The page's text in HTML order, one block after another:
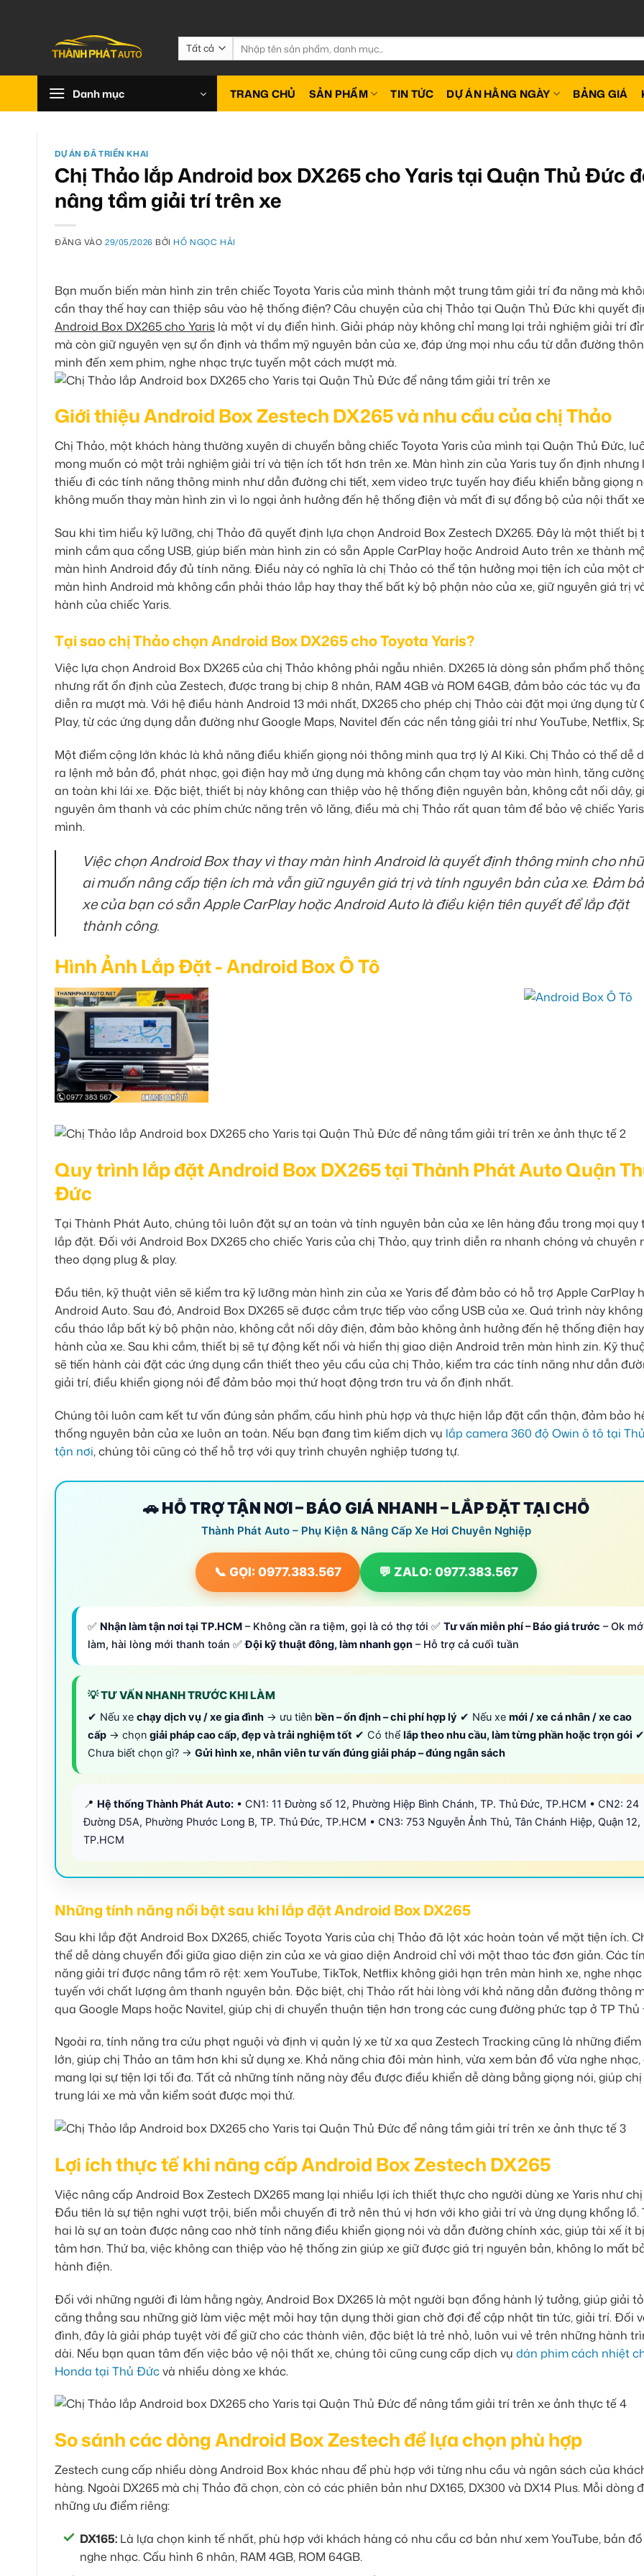
Tìm
kiếm:
Danh mục TRANG CHỦ SẢN PHẨM TIN TỨC DỰ ÁN HẰNG NGÀY BẢNG GIÁ
DỰ ÁN ĐÃ TRIỂN KHAI
Chị Thảo lắp Android box DX265 cho Yaris tại Quận Thủ Đức
nâng tầm giải trí trên xe
ĐĂNG VÀO29/05/2026 BỞI HỒ NGỌC HẢI
Bạn muốn biến màn hình zin trên chiếc Toyota Yaris của mình thành một trung tâm giải trí đa năng mà
cần thay thế hay can thiệp sâu vào hệ thống điện? Câu chuyện của chị Thảo tại Quận Thủ Đức khi quyết
Android Box DX265 cho Yaris là một ví dụ điển hình. Giải pháp này không chỉ mang lại trải nghiệm giải trí
mà còn giữ nguyên vẹn sự ổn định và thẩm mỹ nguyên bản của xe, đáp ứng mọi nhu cầu từ dẫn đường
minh đến xem phim, nghe nhạc trực tuyến một cách mượt mà.
Giới thiệu Android Box Zestech DX265 và nhu cầu của chị Thảo
Chị Thảo, một khách hàng thường xuyên di chuyển bằng chiếc Toyota Yaris của mình tại Quận Thủ Đức,
mong muốn có một trải nghiệm giải trí và tiện ích tốt hơn trên xe. Màn hình zin của Yaris tuy ổn định nhưng
thiếu đi các tính năng thông minh như dẫn đường chi tiết, xem video trực tuyến hay điều khiển bằng giọng
không muốn thay màn hình zin vì lo ngại ảnh hưởng đến hệ thống điện và mất đi sự đồng bộ của nội thất
Sau khi tìm hiểu kỹ lưỡng, chị Thảo đã quyết định lựa chọn Android Box Zestech DX265. Đây là một thiết bị
minh cắm qua cổng USB, giúp biến màn hình zin có sẵn Apple CarPlay hoặc Android Auto trên xe thành
màn hình Android đầy đủ tính năng. Điều này có nghĩa là chị Thảo có thể tận hưởng mọi tiện ích của một
màn hình Android mà không cần phải tháo lắp hay thay thế bất kỳ bộ phận nào của xe, giữ nguyên giá trị
hành của chiếc Yaris.
Tại sao chị Thảo chọn Android Box DX265 cho Toyota Yaris?
Việc lựa chọn Android Box DX265 của chị Thảo không phải ngẫu nhiên. DX265 là dòng sản phẩm phổ
nhưng rất ổn định của Zestech, được trang bị chip 8 nhân, RAM 4GB và ROM 64GB, đảm bảo các tác vụ
diễn ra mượt mà. Với hệ điều hành Android 13 mới nhất, DX265 cho phép chị Thảo cài đặt mọi ứng dụng từ
Play, từ các ứng dụng dẫn đường như Google Maps, Navitel đến các nền tảng giải trí như YouTube, Netflix,
Một điểm cộng lớn khác là khả năng điều khiển giọng nói thông minh qua trợ lý AI Kiki. Chị Thảo có thể dễ
ra lệnh mở bản đồ, phát nhạc, gọi điện hay mở ứng dụng mà không cần chạm tay vào màn hình, tăng
an toàn khi lái xe. Đặc biệt, thiết bị này không can thiệp vào hệ thống điện nguyên bản, không cắt nối dây,
nguyên âm thanh và các phím chức năng trên vô lăng, điều mà chị Thảo rất quan tâm để bảo vệ chiếc
mình.
Việc chọn Android Box thay vì thay màn hình Android là quyết định thông minh cho
ai muốn nâng cấp tiện ích mà vẫn giữ nguyên giá trị và tính nguyên bản của xe. Đảm
xe của bạn có sẵn Apple CarPlay hoặc Android Auto là điều kiện tiên quyết để lắp đặt
thành công.
Hình Ảnh Lắp Đặt - Android Box Ô Tô
Quy trình lắp đặt Android Box DX265 tại Thành Phát Auto Quận
Đức
Tại Thành Phát Auto, chúng tôi luôn đặt sự an toàn và tính nguyên bản của xe lên hàng đầu trong mọi quy
lắp đặt. Đối với Android Box DX265 cho chiếc Yaris của chị Thảo, quy trình diễn ra nhanh chóng và chuyên
theo dạng plug & play.
Đầu tiên, kỹ thuật viên sẽ kiểm tra kỹ lưỡng màn hình zin của xe Yaris để đảm bảo có hỗ trợ Apple CarPlay
Android Auto. Sau đó, Android Box DX265 sẽ được cắm trực tiếp vào cổng USB của xe. Quá trình này
cầu tháo lắp bất kỳ bộ phận nào, không cắt nối dây điện, đảm bảo không ảnh hưởng đến hệ thống điện
hành của xe. Sau khi cắm, thiết bị sẽ tự động kết nối và hiển thị giao diện Android trên màn hình zin. Kỹ
sẽ tiến hành cài đặt các ứng dụng cần thiết theo yêu cầu của chị Thảo, kiểm tra các tính năng như dẫn
giải trí, điều khiển giọng nói để đảm bảo mọi thứ hoạt động trơn tru và ổn định nhất.
Chúng tôi luôn cam kết tư vấn đúng sản phẩm, cấu hình phù hợp và thực hiện lắp đặt cẩn thận, đảm bảo
thống nguyên bản của xe luôn an toàn. Nếu bạn đang tìm kiếm dịch vụ lắp camera 360 độ Owin ô tô tại
tận nơi, chúng tôi cũng có thể hỗ trợ với quy trình chuyên nghiệp tương tự.
🚗 HỖ TRỢ TẬN NƠI – BÁO GIÁ NHANH – LẮP ĐẶT TẠI CHỖ
Thành Phát Auto – Phụ Kiện & Nâng Cấp Xe Hơi Chuyên Nghiệp
📞 GỌI: 0977.383.567 💬 ZALO: 0977.383.567
✅ Nhận làm tận nơi tại TP.HCM – Không cần ra tiệm, gọi là có thợ tới ✅ Tư vấn miễn phí – Báo giá trước – Ok
làm, hài lòng mới thanh toán ✅Đội kỹ thuật đông, làm nhanh gọn – Hỗ trợ cả cuối tuần
💡 TƯ VẤN NHANH TRƯỚC KHI LÀM
✔ Nếu xe chạy dịch vụ / xe gia đình → ưu tiên bền – ổn định – chi phí hợp lý ✔ Nếu xe mới / xe cá nhân / xe cao
cấp → chọn giải pháp cao cấp, đẹp và trải nghiệm tốt ✔ Có thể lắp theo nhu cầu, làm từng phần hoặc trọn gói ✔
Chưa biết chọn gì? → Gửi hình xe, nhân viên tư vấn đúng giải pháp – đúng ngân sách
📍 Hệ thống Thành Phát Auto: • CN1: 11 Đường số 12, Phường Hiệp Bình Chánh, TP. Thủ Đức, TP.HCM • CN2: 24
Đường D5A, Phường Phước Long B, TP. Thủ Đức, TP.HCM • CN3: 753 Nguyễn Ảnh Thủ, Tân Chánh Hiệp, Quận 12,
TP.HCM
Những tính năng nổi bật sau khi lắp đặt Android Box DX265
Sau khi lắp đặt Android Box DX265, chiếc Toyota Yaris của chị Thảo đã lột xác hoàn toàn về mặt tiện ích.
thể dễ dàng chuyển đổi giữa giao diện zin của xe và giao diện Android chỉ với một thao tác đơn giản. Các
năng giải trí được nâng tầm rõ rệt: xem YouTube, TikTok, Netflix không giới hạn trên màn hình xe, nghe
tuyến với chất lượng âm thanh nguyên bản. Đặc biệt, chị Thảo rất hài lòng với khả năng dẫn đường thông
qua Google Maps hoặc Navitel, giúp chị di chuyển thuận tiện hơn trong các cung đường phức tạp ở TP Thủ
Ngoài ra, tính năng tra cứu phạt nguội và định vị quản lý xe từ xa qua Zestech Tracking cũng là những
lớn, giúp chị Thảo an tâm hơn khi sử dụng xe. Khả năng chia đôi màn hình, vừa xem bản đồ vừa nghe nhạc,
mang lại sự tiện lợi tối đa. Tất cả những tính năng này đều được điều khiển dễ dàng bằng giọng nói, giúp
trung lái xe mà vẫn kiểm soát được mọi thứ.
Lợi ích thực tế khi nâng cấp Android Box Zestech DX265
Việc nâng cấp Android Box Zestech DX265 mang lại nhiều lợi ích thiết thực cho người dùng xe Yaris như
Đầu tiên là sự tiện nghi vượt trội, biến mỗi chuyến đi trở nên thú vị hơn với kho giải trí và ứng dụng khổng lồ.
hai là sự an toàn được nâng cao nhờ tính năng điều khiển giọng nói và dẫn đường chính xác, giúp tài xế ít
tâm hơn. Thứ ba, việc không can thiệp vào hệ thống zin giúp xe giữ được giá trị nguyên bản, không lo mất
hành điện.
Đối với những người đi làm hằng ngày, Android Box DX265 là một người bạn đồng hành lý tưởng, giúp giải
căng thẳng sau những giờ làm việc mệt mỏi hay tận dụng thời gian chờ đợi để cập nhật tin tức, giải trí. Đối
đình, đây là giải pháp tuyệt vời để giữ cho các thành viên, đặc biệt là trẻ nhỏ, luôn vui vẻ trên những hành
dài. Nếu bạn quan tâm đến việc bảo vệ nội thất xe, chúng tôi cũng cung cấp dịch vụ dán phim cách nhiệt
Honda tại Thủ Đứcvà nhiều dòng xe khác.
So sánh các dòng Android Box Zestech để lựa chọn phù hợp
Zestech cung cấp nhiều dòng Android Box khác nhau để phù hợp với từng nhu cầu và ngân sách của
hàng. Ngoài DX265 mà chị Thảo đã chọn, còn có các phiên bản như DX165, DX300 và DX14 Plus. Mỗi dòng
những ưu điểm riêng:
DX165: Là lựa chọn kinh tế nhất, phù hợp với khách hàng có nhu cầu cơ bản như xem YouTube, bản
nghe nhạc. Cấu hình 6 nhân, RAM 4GB, ROM 64GB.